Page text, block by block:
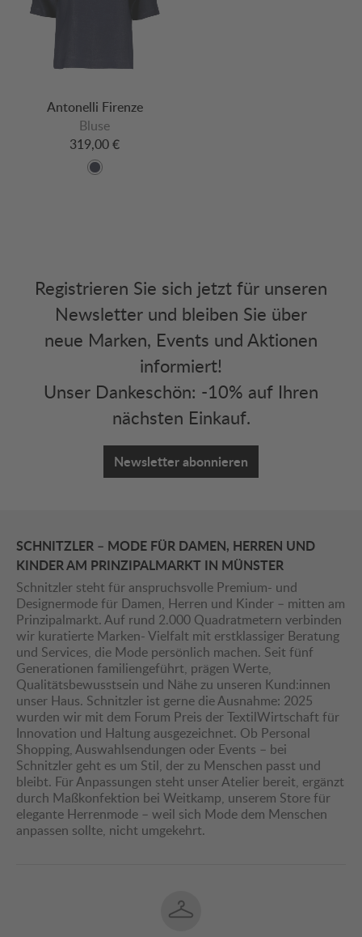
Antonelli Firenze
Bluse
319,00 €
Registrieren Sie sich jetzt für unseren
Newsletter und bleiben Sie über
neue Marken, Events und Aktionen
informiert!
Unser Dankeschön: -10% auf Ihren
nächsten Einkauf.
Newsletter abonnieren
SCHNITZLER – MODE FÜR DAMEN, HERREN UND
KINDER AM PRINZIPALMARKT IN MÜNSTER
Schnitzler steht für anspruchsvolle Premium- und
Designermode für Damen, Herren und Kinder – mitten am
Prinzipalmarkt. Auf rund 2.000 Quadratmetern verbinden
wir kuratierte Marken- Vielfalt mit erstklassiger Beratung
und Services, die Mode persönlich machen. Seit fünf
Generationen familiengeführt, prägen Werte,
Qualitätsbewusstsein und Nähe zu unseren Kund:innen
unser Haus. Schnitzler ist gerne die Ausnahme: 2025
wurden wir mit dem Forum Preis der TextilWirtschaft für
Innovation und Haltung ausgezeichnet. Ob Personal
Shopping, Auswahlsendungen oder Events – bei
Schnitzler geht es um Stil, der zu Menschen passt und
bleibt. Für Anpassungen steht unser Atelier bereit, ergänzt
durch Maßkonfektion bei Weitkamp, unserem Store für
elegante Herrenmode – weil sich Mode dem Menschen
anpassen sollte, nicht umgekehrt.